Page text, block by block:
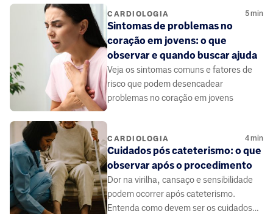
CARDIOLOGIA 5min
Sintomas de problemas no
coração em jovens: o que
observar e quando buscar ajuda
Veja os sintomas comuns e fatores de
risco que podem desencadear
problemas no coração em jovens
CARDIOLOGIA 4min
Cuidados pós cateterismo: o que
observar após o procedimento
Dor na virilha, cansaço e sensibilidade
podem ocorrer após cateterismo.
Entenda como devem ser os cuidados